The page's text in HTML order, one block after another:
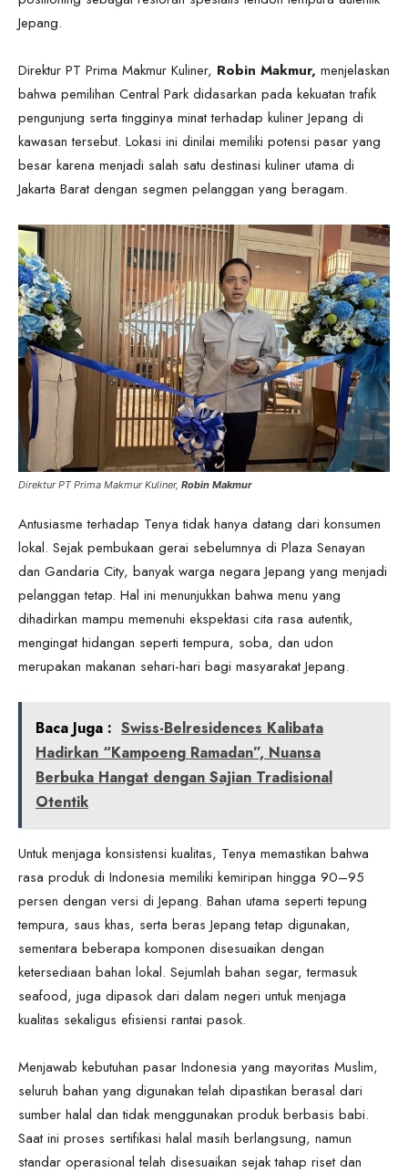
Jepang.
Direktur PT Prima Makmur Kuliner, Robin Makmur, menjelaskan
bahwa pemilihan Central Park didasarkan pada kekuatan trafik
pengunjung serta tingginya minat terhadap kuliner Jepang di
kawasan tersebut. Lokasi ini dinilai memiliki potensi pasar yang
besar karena menjadi salah satu destinasi kuliner utama di
Jakarta Barat dengan segmen pelanggan yang beragam.
Direktur PT Prima Makmur Kuliner, Robin Makmur
Antusiasme terhadap Tenya tidak hanya datang dari konsumen
lokal. Sejak pembukaan gerai sebelumnya di Plaza Senayan
dan Gandaria City, banyak warga negara Jepang yang menjadi
pelanggan tetap. Hal ini menunjukkan bahwa menu yang
dihadirkan mampu memenuhi ekspektasi cita rasa autentik,
mengingat hidangan seperti tempura, soba, dan udon
merupakan makanan sehari-hari bagi masyarakat Jepang.
Baca Juga : Swiss-Belresidences Kalibata
Hadirkan “Kampoeng Ramadan”, Nuansa
Berbuka Hangat dengan Sajian Tradisional
Otentik
Untuk menjaga konsistensi kualitas, Tenya memastikan bahwa
rasa produk di Indonesia memiliki kemiripan hingga 90–95
persen dengan versi di Jepang. Bahan utama seperti tepung
tempura, saus khas, serta beras Jepang tetap digunakan,
sementara beberapa komponen disesuaikan dengan
ketersediaan bahan lokal. Sejumlah bahan segar, termasuk
seafood, juga dipasok dari dalam negeri untuk menjaga
kualitas sekaligus efisiensi rantai pasok.
Menjawab kebutuhan pasar Indonesia yang mayoritas Muslim,
seluruh bahan yang digunakan telah dipastikan berasal dari
sumber halal dan tidak menggunakan produk berbasis babi.
Saat ini proses sertifikasi halal masih berlangsung, namun
standar operasional telah disesuaikan sejak tahap riset dan